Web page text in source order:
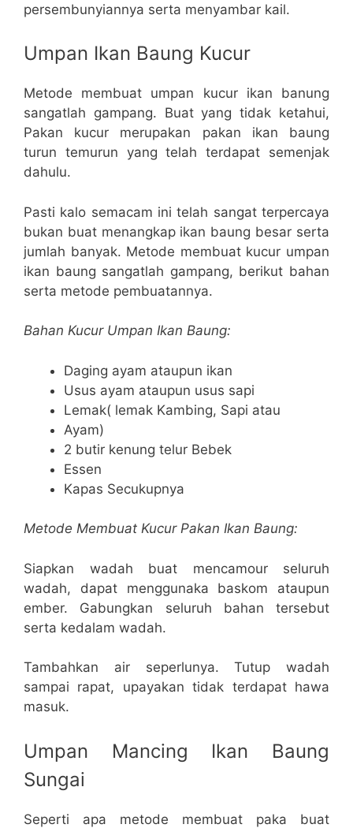
persembunyiannya serta menyambar kail.
Umpan Ikan Baung Kucur
Metode membuat umpan kucur ikan banung
sangatlah gampang. Buat yang tidak ketahui,
Pakan kucur merupakan pakan ikan baung
turun temurun yang telah terdapat semenjak
dahulu.
Pasti kalo semacam ini telah sangat terpercaya
bukan buat menangkap ikan baung besar serta
jumlah banyak. Metode membuat kucur umpan
ikan baung sangatlah gampang, berikut bahan
serta metode pembuatannya.
Bahan Kucur Umpan Ikan Baung:
Daging ayam ataupun ikan
Usus ayam ataupun usus sapi
Lemak( lemak Kambing, Sapi atau
Ayam)
2 butir kenung telur Bebek
Essen
Kapas Secukupnya
Metode Membuat Kucur Pakan Ikan Baung:
Siapkan wadah buat mencamour seluruh
wadah, dapat menggunaka baskom ataupun
ember. Gabungkan seluruh bahan tersebut
serta kedalam wadah.
Tambahkan air seperlunya. Tutup wadah
sampai rapat, upayakan tidak terdapat hawa
masuk.
Umpan Mancing Ikan Baung
Sungai
Seperti apa metode membuat paka buat